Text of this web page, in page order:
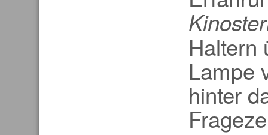
Haltern
Lampe
hinter